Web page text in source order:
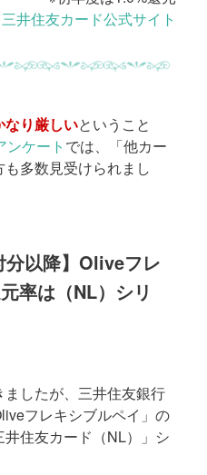
三井住友カード公式サイト
なり厳しいということ
ンケート では、「他カー
多数見受けられまし
分以降】Oliveフレ
率は（NL）シリ
したが、三井住友銀行
フレキシブルペイ」の
住友カード（NL）」シ